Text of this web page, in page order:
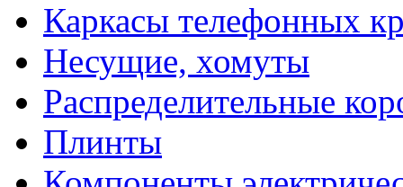
Каркасы телефонных
Несущие, хомуты
Распределительные
Плинты